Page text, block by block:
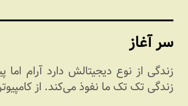
سر آغاز
زندگی از نوع دیجیتالش دارد آرام اما
زندگی تک تک ما نفوذ می‌کند. از